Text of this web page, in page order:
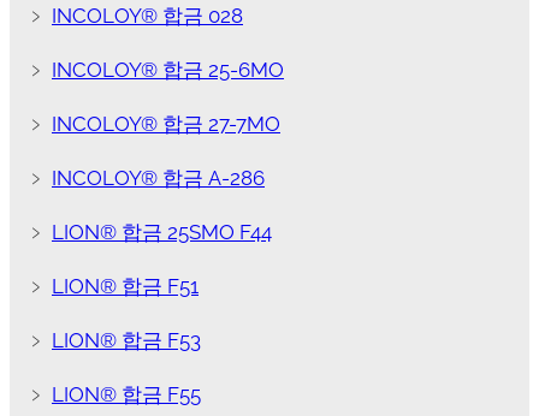
﹥ INCOLOY® 합금 028
﹥ INCOLOY® 합금 25-6MO
﹥ INCOLOY® 합금 27-7MO
﹥ INCOLOY® 합금 A-286
﹥ LION® 합금 25SMO F44
﹥ LION® 합금 F51
﹥ LION® 합금 F53
﹥ LION® 합금 F55